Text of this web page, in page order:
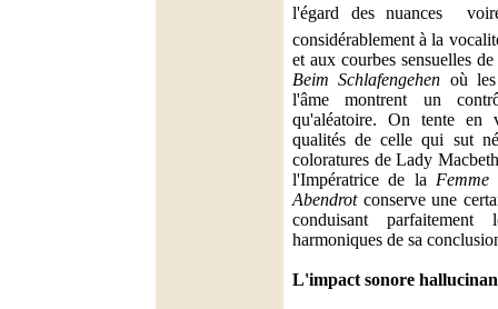
l'égard des nuances 
considérablement à la
et aux courbes sensuelles de
Beim Schlafengehen où
l'âme montrent un
qu'aléatoire. On tente en
qualités de celle qui sut
coloratures de Lady
l'Impératrice de la Femme
Abendrotconserve une
conduisant parfaitement
harmoniques de sa
L'impact sonore